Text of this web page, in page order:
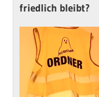
friedlich bleibt?